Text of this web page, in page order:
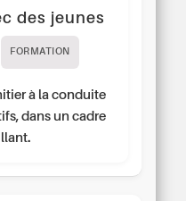
des jeunes
FORMATION
à la conduite
dans un cadre